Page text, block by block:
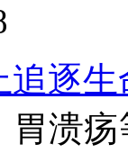
追逐
胃溃